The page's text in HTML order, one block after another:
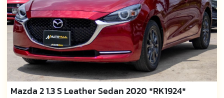
Mazda 2 1.3 S Leather Sedan 2020 *RK1924*